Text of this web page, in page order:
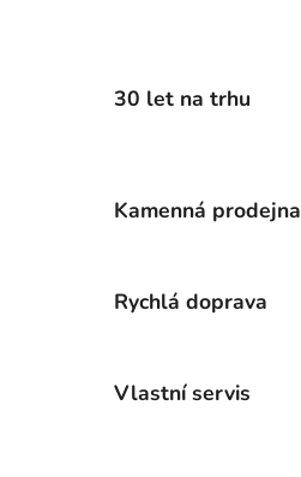
30 let na trhu
Kamenná prodejna
Rychlá doprava
Vlastní servis